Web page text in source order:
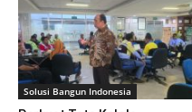
Solusi Bangun Indonesia